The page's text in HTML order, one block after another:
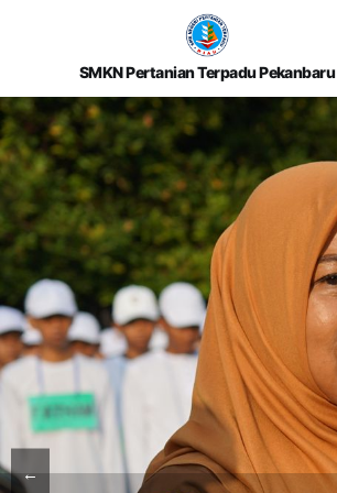
SMKN Pertanian Terpadu Pekanbaru
←